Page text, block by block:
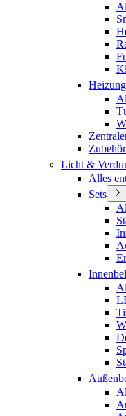
Zubehör
Licht &
Alles
Sets